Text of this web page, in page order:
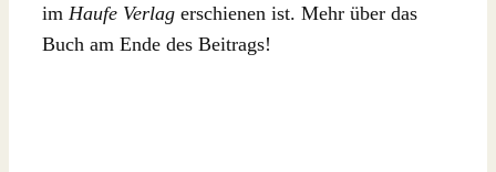
im Haufe Verlag erschienen ist. Mehr über das
Buch am Ende des Beitrags!